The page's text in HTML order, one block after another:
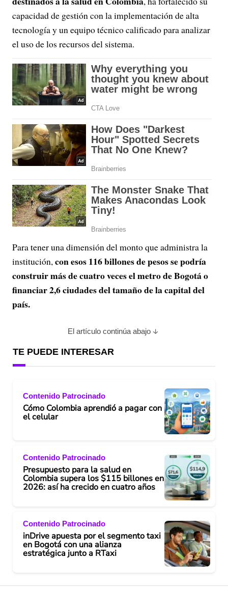
capacidad de gestión con la implementación de alta
tecnología y un equipo técnico calificado para analizar
el uso de los recursos del sistema.
Para tener una dimensión del monto que administra la
institución,con esos 116 billones de pesos se podría
construir más de cuatro veces el metro de Bogotá o
financiar 2,6 ciudades del tamaño de la capital del
país.
El artículo continúa abajo
TE PUEDE INTERESAR
Contenido Patrocinado
Cómo Colombia aprendió a pagar con
el celular
Contenido Patrocinado
Presupuesto para la salud en
Colombia supera los $115 billones en
2026: así ha crecido en cuatro años
Contenido Patrocinado
inDrive apuesta por el segmento taxi
en Bogotá con una alianza
estratégica junto a RTaxi